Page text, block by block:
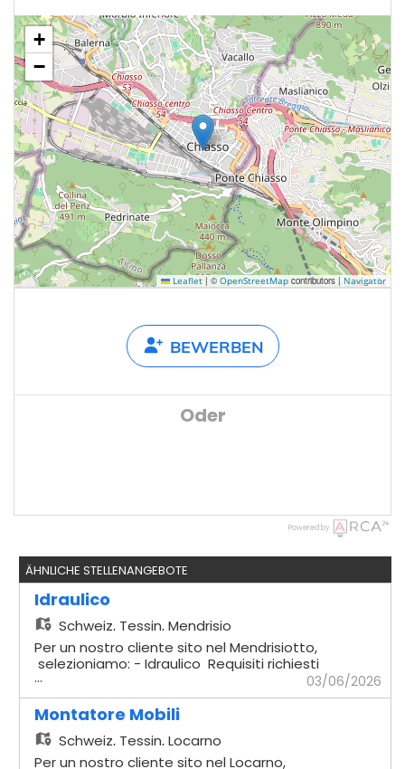
+
−
Leaflet |©OpenStreetMapcontributors |Navigator
BEWERBEN
Oder
Powered by
ÄHNLICHE STELLENANGEBOTE
Idraulico
Schweiz, Tessin, Mendrisio
Per un nostro cliente sito nel Mendrisiotto,
selezioniamo: - Idraulico Requisiti richiesti
- Comprovata esperienza in cantiere -
Impianti sottomuro - Solette - Capacità di
lavorare in autonomia - Disponibilità
immediata Offriamo - Contratto
temporaneo con possibilità di rinnovo -
Stipendio secondo CCL di riferimento
... 03/06/2026
Montatore Mobili
Schweiz, Tessin, Locarno
Per un nostro cliente sito nel Locarno,